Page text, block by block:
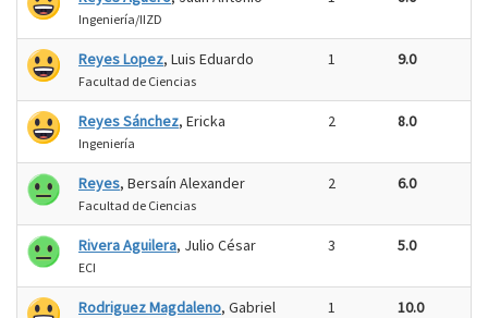
Ingeniería/IIZD
Reyes Lopez, Luis Eduardo
Facultad de Ciencias
1 9.0
Reyes Sánchez, Ericka
Ingeniería
2 8.0
Reyes, Bersaín Alexander
Facultad de Ciencias
2 6.0
Rivera Aguilera, Julio César
ECI
3 5.0
Rodriguez Magdaleno, Gabriel 1 10.0